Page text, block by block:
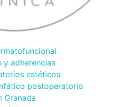
y adherencias
estéticos
postoperatorio
Granada